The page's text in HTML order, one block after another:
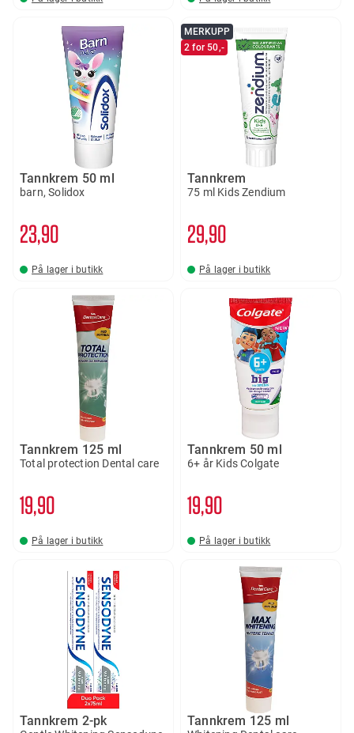
Tannkrem 50 ml
barn, Solidox
23 90
På lager i butikk
MERKUPP
2 for 50,-
Tannkrem
75 ml Kids Zendium
29 90
På lager i butikk
Tannkrem 125 ml
Total protection Dental care
19 90
På lager i butikk
Tannkrem 50 ml
6+ år Kids Colgate
19 90
På lager i butikk
Tannkrem 2-pk Tannkrem 125 ml